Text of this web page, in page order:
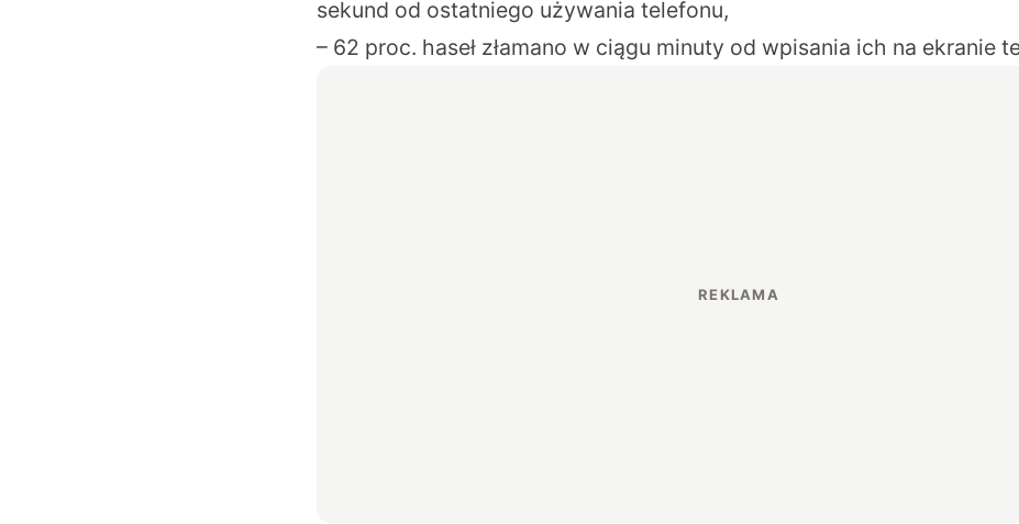
sekund od ostatniego używania telefonu,
– 62 proc. haseł złamano w ciągu minuty od wpisania ich na ekranie